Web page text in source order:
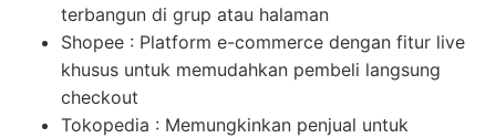
terbangun di grup atau halaman
Shopee : Platform e-commerce dengan fitur live
khusus untuk memudahkan pembeli langsung
checkout
Tokopedia : Memungkinkan penjual untuk